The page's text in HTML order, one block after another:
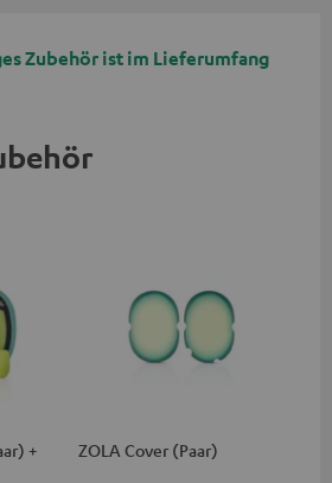
Zubehör ist im Lieferumfang
+
ZOLA Cover (Paar)